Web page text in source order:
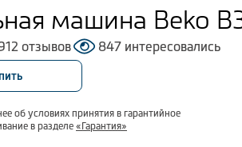
машина Beko
12 отзывов 847 интересовались
об условиях принятия в гарантийное
в разделе «Гарантия»